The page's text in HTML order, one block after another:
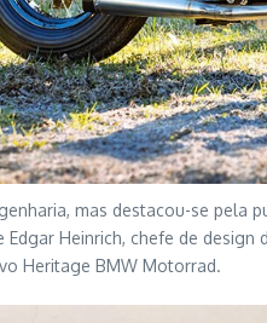
mas destacou-se pela
Heinrich, chefe de
Heritage BMW Motorrad.